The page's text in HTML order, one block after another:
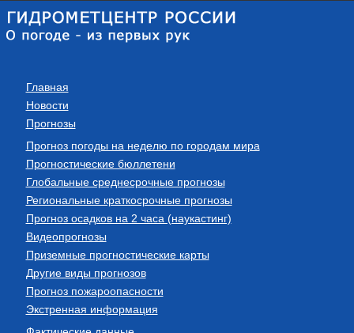
Главная
Новости
Прогнозы
Прогноз погоды на неделю по городам мира
Прогностические бюллетени
Глобальные среднесрочные прогнозы
Региональные краткосрочные прогнозы
Прогноз осадков на 2 часа (наукастинг)
Видеопрогнозы
Приземные прогностические карты
Другие виды прогнозов
Прогноз пожароопасности
Экстренная информация